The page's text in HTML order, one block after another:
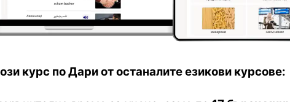
курс по Дари от останалите езикови курсове: